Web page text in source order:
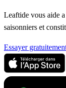
Leaftide vous aide
saisonniers et
Essayer